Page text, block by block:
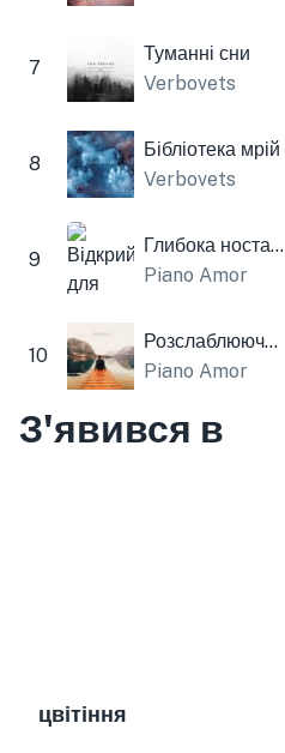
7
Туманні сни
Verbovets
8
Бібліотека мрій
Verbovets
9
Глибока ностальгія
Piano Amor
10
Розслаблююча мелодія
Piano Amor
З'явився в
цвітіння